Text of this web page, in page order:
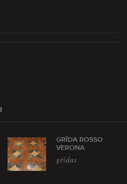
GRĪDA ROSSO
VERONA
grīdas